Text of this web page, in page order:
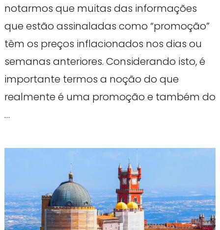
notarmos que muitas das informações
que estão assinaladas como “promoção”
têm os preços inflacionados nos dias ou
semanas anteriores. Considerando isto, é
importante termos a noção do que
realmente é uma promoção e também do
…